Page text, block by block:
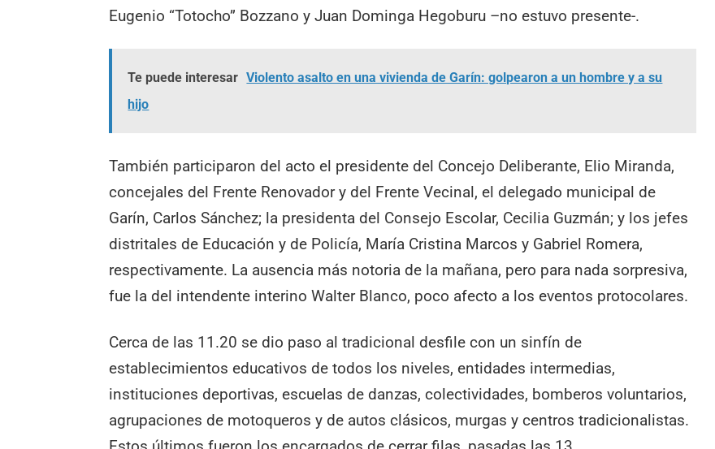
Eugenio “Totocho” Bozzano y Juan Dominga Hegoburu –no estuvo presente-.
Te puede interesar Violento asalto en una vivienda de Garín: golpearon a un hombre y a su
hijo
También participaron del acto el presidente del Concejo Deliberante, Elio Miranda,
concejales del Frente Renovador y del Frente Vecinal, el delegado municipal de
Garín, Carlos Sánchez; la presidenta del Consejo Escolar, Cecilia Guzmán; y los jefes
distritales de Educación y de Policía, María Cristina Marcos y Gabriel Romera,
respectivamente. La ausencia más notoria de la mañana, pero para nada sorpresiva,
fue la del intendente interino Walter Blanco, poco afecto a los eventos protocolares.
Cerca de las 11.20 se dio paso al tradicional desfile con un sinfín de
establecimientos educativos de todos los niveles, entidades intermedias,
instituciones deportivas, escuelas de danzas, colectividades, bomberos voluntarios,
agrupaciones de motoqueros y de autos clásicos, murgas y centros tradicionalistas.